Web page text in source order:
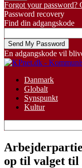
Forgot your password?
Password recovery
Find din adgangskode
En adgangskode vil
Danmark
Globalt
Synspunkt
Kultur
op til valget til